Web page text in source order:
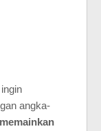
angka-